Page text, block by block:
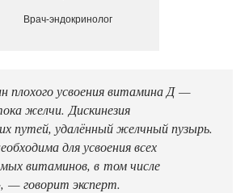
Врач-эндокринолог
плохого усвоения витамина Д —
желчи. Дискинезия
путей, удалённый желчный пузырь.
для усвоения всех
витаминов, в том числе
— говорит эксперт.